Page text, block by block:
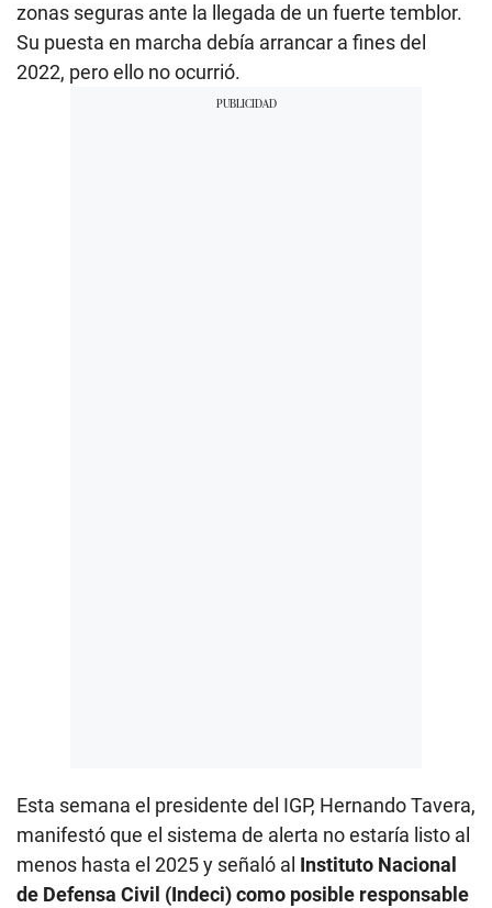
zonas seguras ante la llegada de un fuerte temblor.
Su puesta en marcha debía arrancar a fines del
2022, pero ello no ocurrió.
Esta semana el presidente del IGP, Hernando Tavera,
manifestó que el sistema de alerta no estaría listo al
menos hasta el 2025 y señaló al Instituto Nacional
de Defensa Civil (Indeci) como posible responsable